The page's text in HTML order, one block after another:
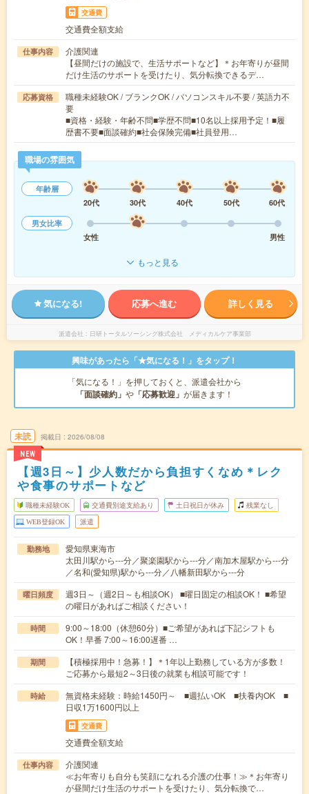
交通費
交通費全額支給
仕事内容
介護関連
【昼間だけの施設で、生活サポートなど】＊お年寄りが昼間
だけ生活のサポートを受けたり、気分転換できるデ…
応募資格
職種未経験OK / ブランクOK / パソコンスキル不要 / 英語力不
要
■資格・経験・年齢不問■学歴不問■10名以上採用予定！■履
歴書不要■面談確約■社会保険完備■社員登用…
職場の雰囲気
年齢層
20代
30代 40代 50代
60代
男女比率
女性
男性
もっと見る
気になる! 応募へ進む 詳しく見る
派遣会社 日研トータルソーシング株式会社 メディカルケア事業部
興味があったら「★気になる！」をタップ！
「気になる！」を押しておくと、派遣会社から
「面談確約」 や 「応募歓迎」 が届きます！
未読
NEW
掲載日 2026/08/08
【週3日～】少人数だから負担すくなめ＊レク
や食事のサポートなど
職種未経験OK 交通費別途支給あり 土日祝日が休み 残業なし
WEB登録OK 派遣
勤務地
愛知県東海市
太田川駅から---分／聚楽園駅から---分／南加木屋駅から---分
／名和(愛知県)駅から---分／八幡新田駅から---分
曜日頻度
週3日～（週2日～も相談OK） ■曜日固定の相談OK！ ■希望
の曜日があればご相談ください！
時間
9:00～18:00（休憩60分）■ご希望があれば下記シフトも
OK！早番 7:00～16:00遅番 …
期間
【積極採用中！急募！】＊1年以上勤務している方が多数！
ご応募から最短2～3日後の就業も相談可能です！
時給
無資格未経験：時給1450円～ ■週払いOK ■扶養内OK ■
日収1万1600円以上
交通費
交通費全額支給
仕事内容
介護関連
≪お年寄りも自分も笑顔になれる介護の仕事！≫＊お年寄り
が昼間だけ生活のサポートを受けたり、気分転換で…